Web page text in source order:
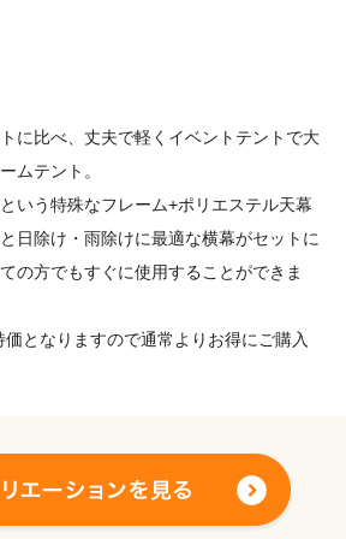
に比べ、丈夫で軽くイベントテントで大
ムテント。
いう特殊なフレーム+ポリエステル天幕
日除け・雨除けに最適な横幕がセットに
の方でもすぐに使用することができま
となりますので通常よりお得にご購入